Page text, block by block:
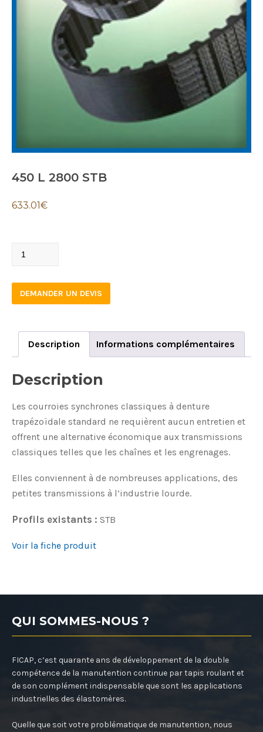
450 L 2800 STB
633.01€
450
2800
STB
DEMANDER UN DEVIS
Description Informations complémentaires
Description
Les courroies synchrones classiques à denture
trapézoïdale standard ne requièrent aucun entretien et
offrent une alternative économique aux transmissions
classiques telles que les chaînes et les engrenages.
Elles conviennent à de nombreuses applications, des
petites transmissions à l’industrie lourde.
Profils existants : STB
Voir la fiche produit
QUI SOMMES-NOUS ?
FICAP, c’est quarante ans de développement de la double
compétence de la manutention continue par tapis roulant et
de son complément indispensable que sont les applications
industrielles des élastomères.
Quelle que soit votre problématique de manutention, nous